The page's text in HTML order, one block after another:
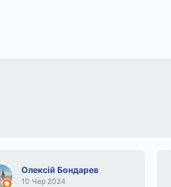
Олексій Бондарев
10 Чер 2024